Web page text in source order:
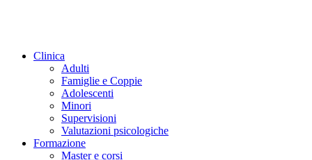
Clinica
Adulti
Famiglie e Coppie
Adolescenti
Minori
Supervisioni
Valutazioni psicologiche
Formazione
Master e corsi